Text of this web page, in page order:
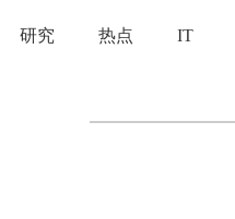
研究 热点 IT